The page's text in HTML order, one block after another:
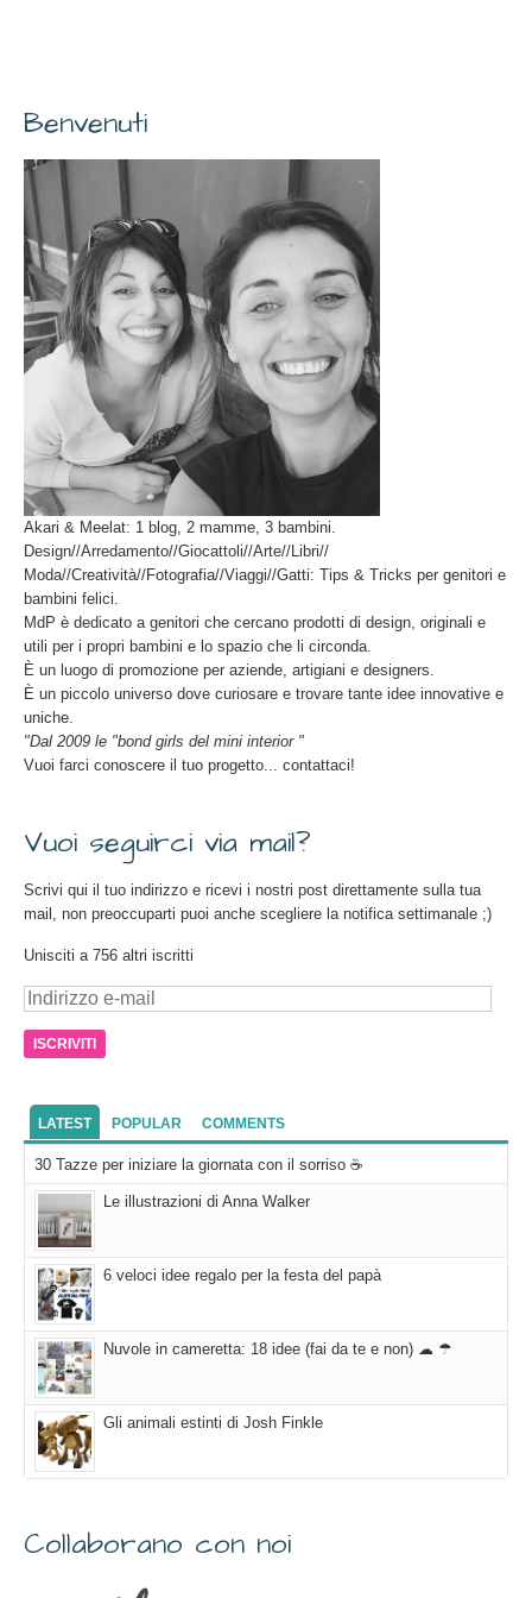
Benvenuti
Akari & Meelat: 1 blog, 2 mamme, 3 bambini.
Design//Arredamento//Giocattoli//Arte//Libri//
Moda//Creatività//Fotografia//Viaggi//Gatti: Tips & Tricks per genitori e
bambini felici.
MdP è dedicato a genitori che cercano prodotti di design, originali e
utili per i propri bambini e lo spazio che li circonda.
È un luogo di promozione per aziende, artigiani e designers.
È un piccolo universo dove curiosare e trovare tante idee innovative e
uniche.
"Dal 2009 le "bond girls del mini interior "
Vuoi farci conoscere il tuo progetto... contattaci!
Vuoi seguirci via mail?
Scrivi qui il tuo indirizzo e ricevi i nostri post direttamente sulla tua
mail, non preoccuparti puoi anche scegliere la notifica settimanale ;)
Unisciti a 756 altri iscritti
Indirizzo
mail
LATEST POPULAR COMMENTS
30 Tazze per iniziare la giornata con il sorriso ☕
Le illustrazioni di Anna Walker
6 veloci idee regalo per la festa del papà
Nuvole in cameretta: 18 idee (fai da te e non) ☁ ☂
Gli animali estinti di Josh Finkle
Collaborano con noi